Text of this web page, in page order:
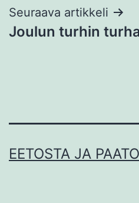
Seuraava artikkeli
Joulun turhin
EETOSTA JA